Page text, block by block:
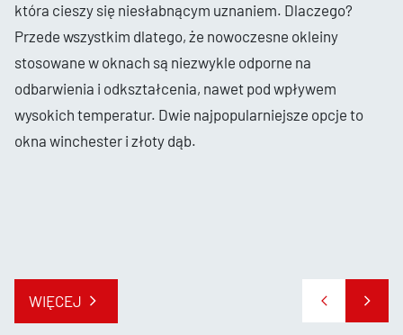
która cieszy się niesłabnącym uznaniem. Dlaczego?
Przede wszystkim dlatego, że nowoczesne okleiny
stosowane w oknach są niezwykle odporne na
odbarwienia i odkształcenia, nawet pod wpływem
wysokich temperatur. Dwie najpopularniejsze opcje to
okna winchester i złoty dąb.
WIĘCEJ